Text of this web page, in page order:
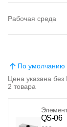
Рабочая среда
2 товара
Цена указана
По умолчанию
QS-06